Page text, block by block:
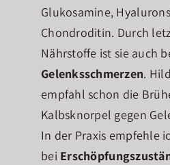
Glukosamine,
Chondroditin. Durch
Nährstoffe ist sie auch
Gelenksschmerzen.
empfahl schon die
Kalbsknorpel gegen
In der Praxis empfehle
bei